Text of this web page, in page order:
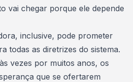
vai chegar porque ele depende
inclusive, pode prometer
todas as diretrizes do sistema.
vezes por muitos anos, os
que se ofertarem